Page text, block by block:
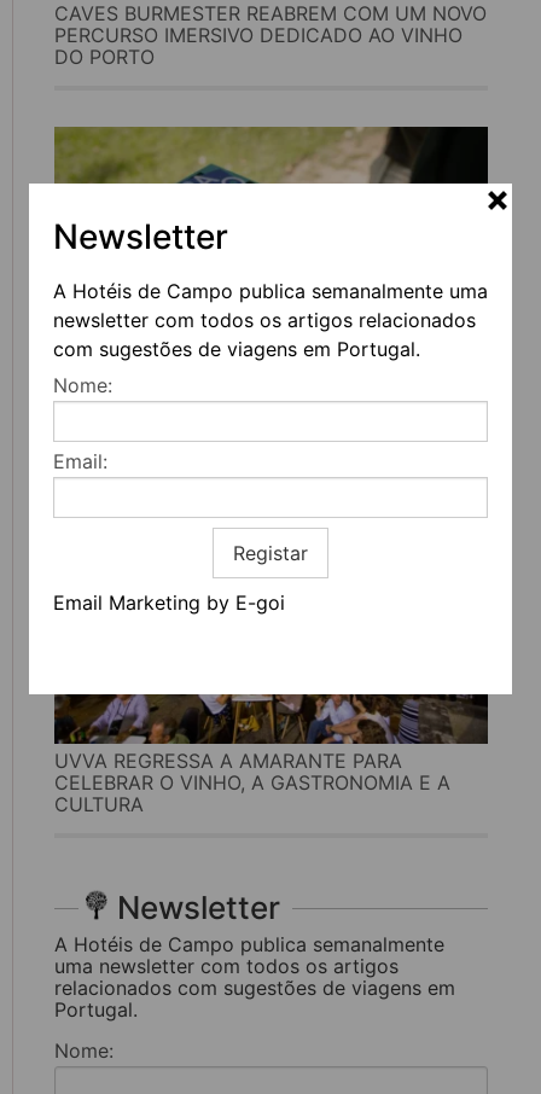
Newsletter
A Hotéis de Campo publica semanalmente uma
newsletter com todos os artigos relacionados
com sugestões de viagens em Portugal.
Nome:
Email:
Registar
Email Marketing by E-goi
CAVES BURMESTER REABREM COM UM NOVO
PERCURSO IMERSIVO DEDICADO AO VINHO
DO PORTO
FEIRA DO LIVRO DO PORTO REGRESSA COM
MAIS DE 200 ATIVIDADES DEDICADAS À
UVVA REGRESSA A AMARANTE PARA
CELEBRAR O VINHO, A GASTRONOMIA E A
CULTURA
Newsletter
A Hotéis de Campo publica semanalmente
uma newsletter com todos os artigos
relacionados com sugestões de viagens em
Portugal.
Nome: